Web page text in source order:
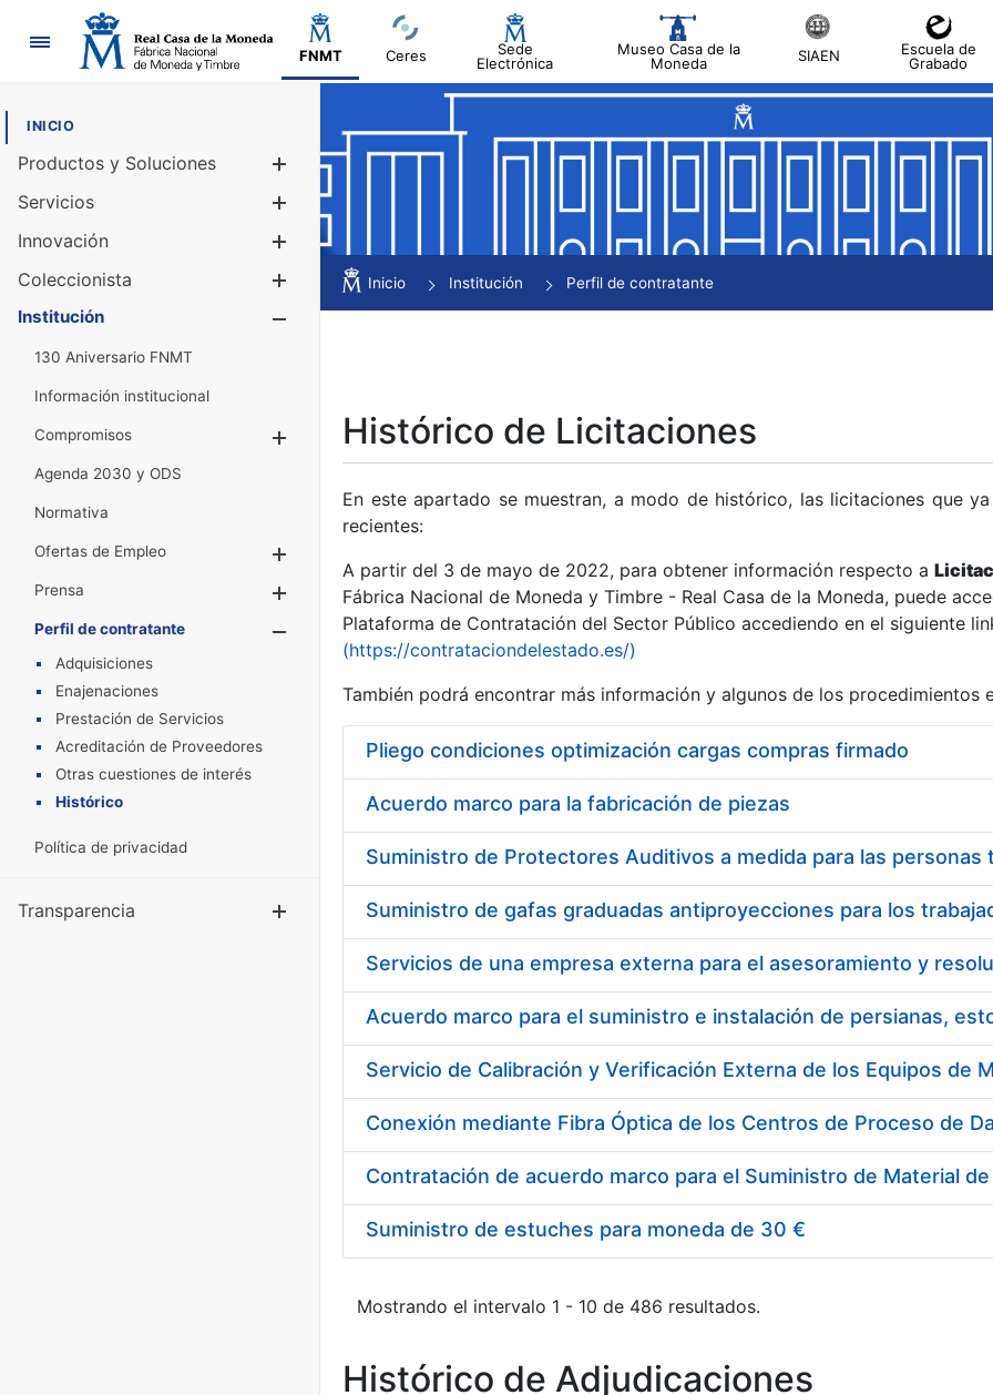
Navegación
FNMT Ceres
Sede
Electrónica
Museo Casa de la
Moneda
SIAEN
Escuela de
Grabado
INICIO
Productos y Soluciones
Mostrar/Ocultar
Servicios
Innovación
Coleccionista
Mostrar/Ocultar
Institución
130 Aniversario FNMT
Información institucional
Compromisos
Mostrar/Ocultar
Agenda 2030 y ODS
Normativa
Ofertas de Empleo
Prensa
Mostrar/Ocultar
Perfil de contratante
Mostrar/Ocultar
Adquisiciones
Enajenaciones
Prestación de Servicios
Acreditación de Proveedores
Otras cuestiones de interés
Histórico
Política de privacidad
Transparencia Mostrar/Ocultar
Inicio Institución Perfil de contratante
Histórico de Licitaciones
En este apartado se muestran, a modo de histórico, las licitaciones que
recientes:
A partir del 3 de mayo de 2022, para obtener información respecto a
Fábrica Nacional de Moneda y Timbre - Real Casa de la Moneda, puede
Plataforma de Contratación del Sector Público accediendo en el siguiente
(https://contrataciondelestado.es/)
También podrá encontrar más información y algunos de los procedimientos
Pliego condiciones optimización cargas compras firmado
Acuerdo marco para la fabricación de piezas
Acuerdo marco para el suministro e instalación de persianas,
Suministro de estuches para moneda de 30 €
Mostrando el intervalo 1 - 10 de 486 resultados.
Histórico de Adjudicaciones